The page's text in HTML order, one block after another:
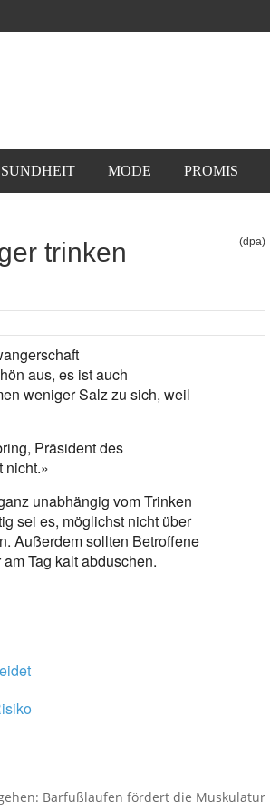
MODE PROMIS
trinken
(dpa)
aus, es ist auch
weniger Salz zu sich, weil
Präsident des
nicht.»
unabhängig vom Trinken
sei es, möglichst nicht über
Außerdem sollten Betroffene
Tag kalt abduschen.
Barfußlaufen fördert die Muskulatur